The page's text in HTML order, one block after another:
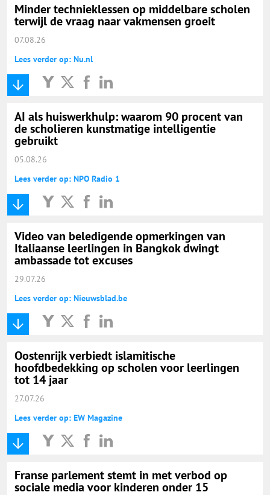
Minder technieklessen op middelbare scholen
terwijl de vraag naar vakmensen groeit
07.08.26
Lees verder op: Nu.nl
AI als huiswerkhulp: waarom 90 procent van
de scholieren kunstmatige intelligentie
gebruikt
05.08.26
Lees verder op: NPO Radio 1
Video van beledigende opmerkingen van
Italiaanse leerlingen in Bangkok dwingt
ambassade tot excuses
29.07.26
Lees verder op: Nieuwsblad.be
Oostenrijk verbiedt islamitische
hoofdbedekking op scholen voor leerlingen
tot 14 jaar
27.07.26
Lees verder op: EW Magazine
Franse parlement stemt in met verbod op
sociale media voor kinderen onder 15